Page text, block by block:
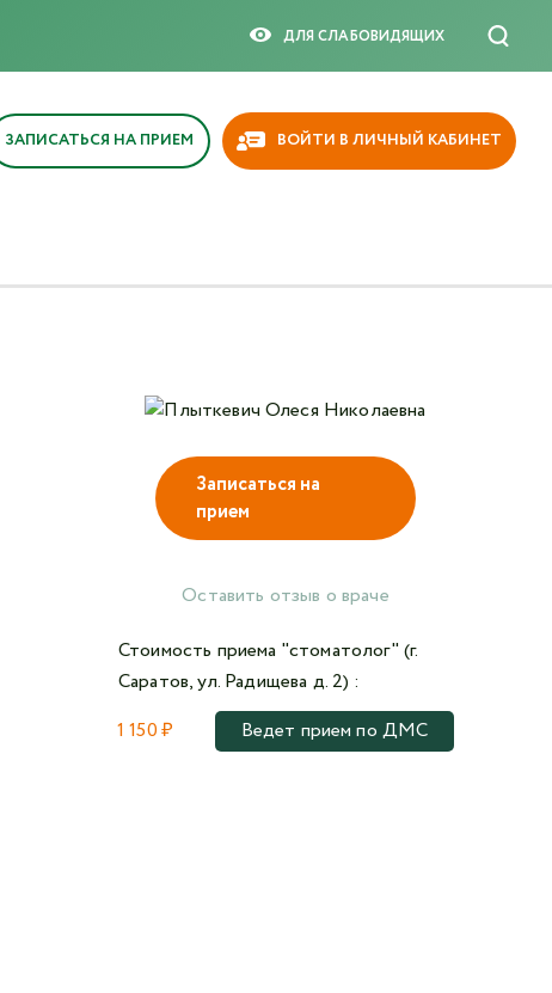
ДЛЯ СЛАБОВИДЯЩИX
ЗАПИСАТЬСЯ НА ПРИЕМ ВОЙТИ В ЛИЧНЫЙ КАБИНЕТ
Записаться на
прием
Оставить отзыв о враче
Стоимость приема "стоматолог" (г.
Саратов, ул. Радищева д. 2) :
1 150 ₽
Ведет прием по ДМС